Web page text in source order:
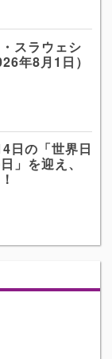
スラウェシ
年8月1日）
日の「世界日
」を迎え、